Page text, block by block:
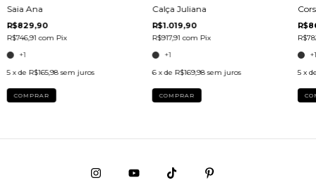
Saia Ana
R$829,90
R$746,91com Pix
+1
5 x de R$165,98 sem juros
COMPRAR
Calça Juliana
R$1.019,90
R$917,91com Pix
+1
6 x de R$169,98 sem juros
COMPRAR
+1
5 x